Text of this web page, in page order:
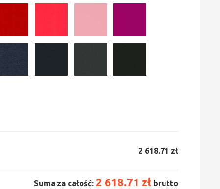
2 618.71 zł
Suma za całość: 2 618.71 zł brutto